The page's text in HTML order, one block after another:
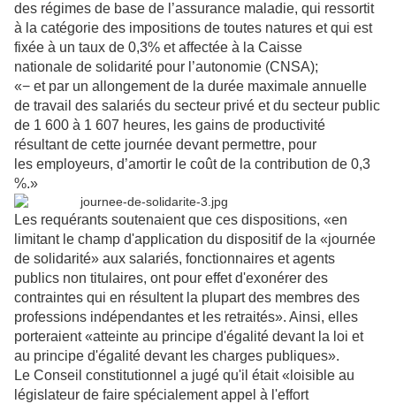
des régimes de base de l’assurance maladie, qui ressortit
à la catégorie des impositions de toutes natures et qui est
fixée à un taux de 0,3% et affectée à la Caisse
nationale de solidarité pour l’autonomie (CNSA);
«− et par un allongement de la durée maximale annuelle
de travail des salariés du secteur privé et du secteur public
de 1 600 à 1 607 heures, les gains de productivité
résultant de cette journée devant permettre, pour
les employeurs, d’amortir le coût de la contribution de 0,3
%.»
Les requérants soutenaient que ces dispositions, «en
limitant le champ d'application du dispositif de la «journée
de solidarité» aux salariés, fonctionnaires et agents
publics non titulaires, ont pour effet d'exonérer des
contraintes qui en résultent la plupart des membres des
professions indépendantes et les retraités». Ainsi, elles
porteraient «atteinte au principe d'égalité devant la loi et
au principe d'égalité devant les charges publiques».
Le Conseil constitutionnel a jugé qu'il était «loisible au
législateur de faire spécialement appel à l'effort